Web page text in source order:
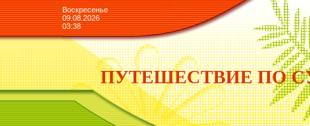
Воскресенье
09.08.2026
03:38
ПУТЕШЕСТВИЕ ПО